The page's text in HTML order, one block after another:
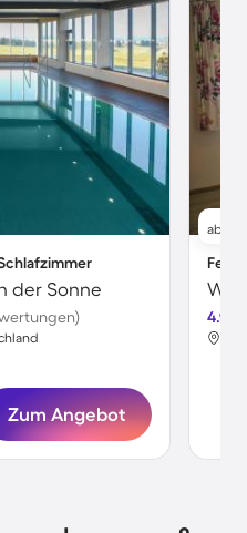
der Sonne
Zum Angebot
ab
4.9